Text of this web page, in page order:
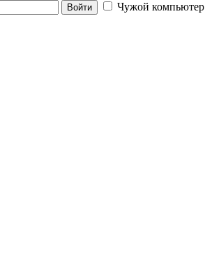
Войти
Чужой компьютер